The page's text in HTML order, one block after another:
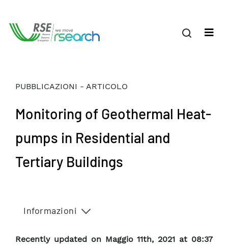
PUBBLICAZIONI - ARTICOLO
Monitoring of Geothermal Heat-
pumps in Residential and
Tertiary Buildings
Informazioni
Recently updated on Maggio 11th, 2021 at 08:37